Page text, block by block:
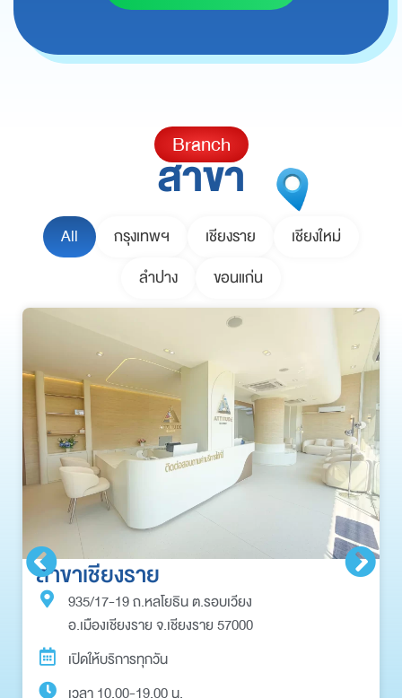
Branch
สาขา
All กรุงเทพฯ เชียงราย
เชียงใหม่
ลำปาง
ขอนแก่น
สาขาเชียงราย
935/17-19 ถ.หลโยธิน ต.รอบเวียง
อ.เมืองเชียงราย จ.เชียงราย 57000
เปิดให้บริการทุกวัน
เวลา 10.00-19.00 น.